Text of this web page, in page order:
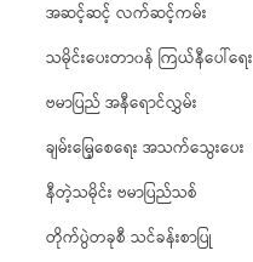
အဆင့်ဆင့် လက်ဆင့်ကမ်း
သမိုင်းပေးတာ၀န် ကြယ်နီပေါ်ရေး
ဗမာပြည် အနီရောင်လွှမ်း
ချမ်းမြေ့စေရေး အသက်သွေးပေး
နီတဲ့သမိုင်း ဗမာပြည်သစ်
တိုက်ပွဲတခုစီ သင်ခန်းစာပြု